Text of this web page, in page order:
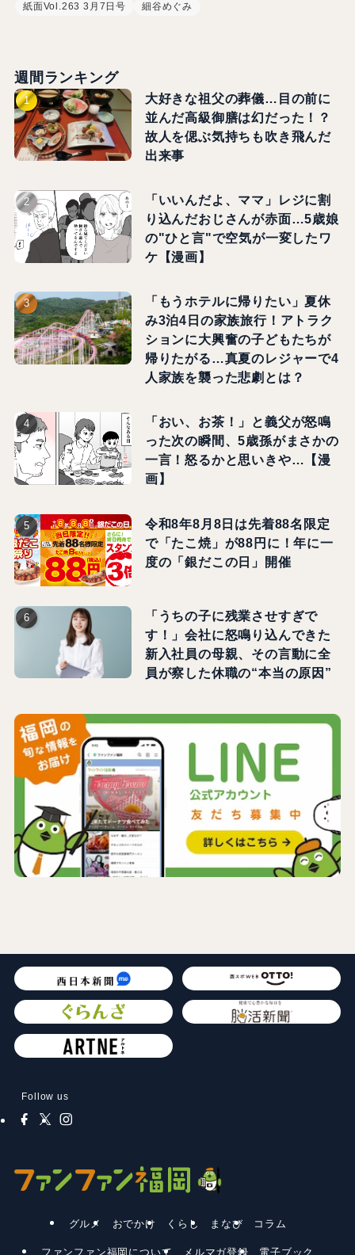
紙面Vol.263 3月7日号
細谷めぐみ
週間ランキング
大好きな祖父の葬儀…目の前に
並んだ高級御膳は幻だった！？
故人を偲ぶ気持ちも吹き飛んだ
出来事
「いいんだよ、ママ」レジに割
り込んだおじさんが赤面…5歳娘
の"ひと言"で空気が一変したワ
ケ【漫画】
「もうホテルに帰りたい」夏休
み3泊4日の家族旅行！アトラク
ションに大興奮の子どもたちが
帰りたがる…真夏のレジャーで4
人家族を襲った悲劇とは？
「おい、お茶！」と義父が怒鳴
った次の瞬間、5歳孫がまさかの
一言！怒るかと思いきや…【漫
画】
令和8年8月8日は先着88名限定
で「たこ焼」が88円に！年に一
度の「銀だこの日」開催
「うちの子に残業させすぎで
す！」会社に怒鳴り込んできた
新入社員の母親、その言動に全
員が察した休職の“本当の原因”
Follow us
グルメ おでかけ くらし まなび コラム
ファンファン福岡について メルマガ登録 電子ブック